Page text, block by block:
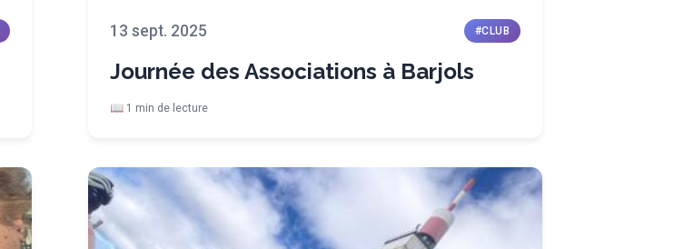
13 sept. 2025 #CLUB
Journée des Associations à Barjols
📖 1 min de lecture